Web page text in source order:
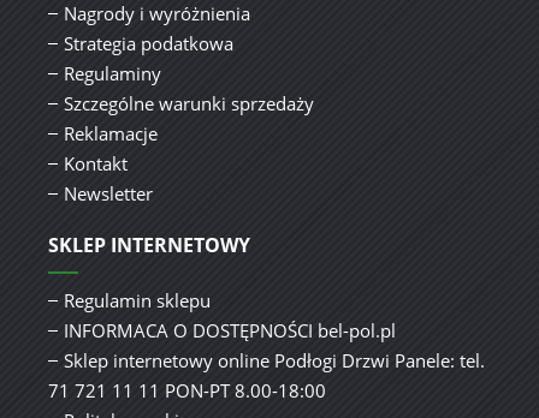
Nagrody i wyróżnienia
Strategia podatkowa
Regulaminy
Szczególne warunki sprzedaży
Reklamacje
Kontakt
Newsletter
SKLEP INTERNETOWY
Regulamin sklepu
INFORMACA O DOSTĘPNOŚCI bel-pol.pl
Sklep internetowy online Podłogi Drzwi Panele: tel.
71 721 11 11 PON-PT 8.00-18:00